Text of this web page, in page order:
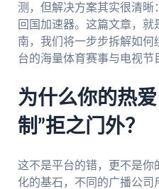
测，但解决方案其实很清晰
回国加速器。这篇文章，
南，我们将一步步拆解如
台的海量体育赛事与电视节
为什么你的热
制”拒之门外？
这不是平台的错，更不是你
化的基石，不同的广播公